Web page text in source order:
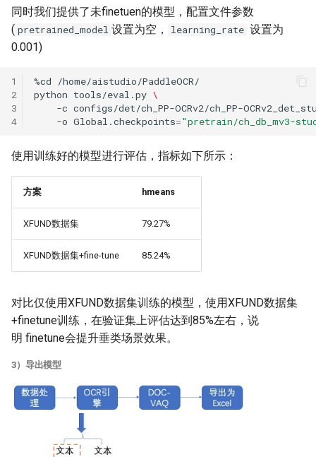
同时我们提供了未finetuen的模型，配置文件参数
( pretrained_model 设置为空， learning_rate 设置为
0.001)
1
2
3
4
%cd
python tools/eval.py \
-c configs/det/ch_PP-OCRv2/ch_PP-
-o Global.checkpoints="pretrain/ch_db_mv3-
使用训练好的模型进行评估，指标如下所示：
方案 hmeans
XFUND数据集 79.27%
XFUND数据集+fine-tune 85.24%
对比仅使用XFUND数据集训练的模型，使用XFUND数据集
+finetune训练，在验证集上评估达到85%左右，说
明 finetune会提升垂类场景效果。
3）导出模型